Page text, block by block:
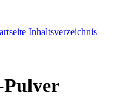
Inhaltsverzeichnis
Pulver